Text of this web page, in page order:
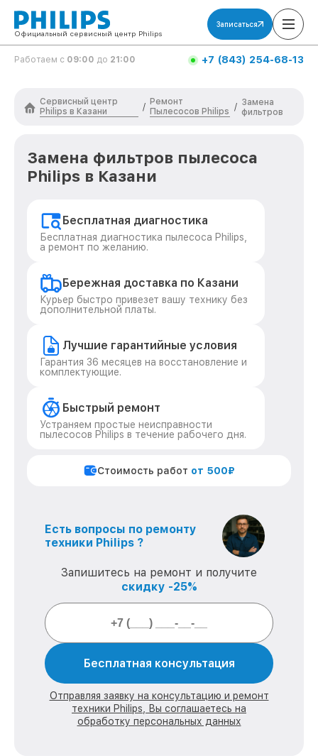
Официальный сервисный центр Philips
Записаться
Работаем с 09:00 до 21:00 +7 (843) 254-68-13
Сервисный центр
Philips в Казани
/
Ремонт
Пылесосов Philips / Замена
фильтров
Замена фильтров пылесоса
Philips в Казани
Бесплатная диагностика
Бесплатная диагностика пылесоса Philips,
а ремонт по желанию.
Бережная доставка по Казани
Курьер быстро привезет вашу технику без
дополнительной платы.
Лучшие гарантийные условия
Гарантия 36 месяцев на восстановление и
комплектующие.
Быстрый ремонт
Устраняем простые неисправности
пылесосов Philips в течение рабочего дня.
Стоимость работ от 500₽
Есть вопросы по ремонту
техники Philips ?
Запишитесь на ремонт и получите
скидку -25%
Бесплатная консультация
Отправляя заявку на консультацию и ремонт
техники Philips, Вы соглашаетесь на
обработку персональных данных